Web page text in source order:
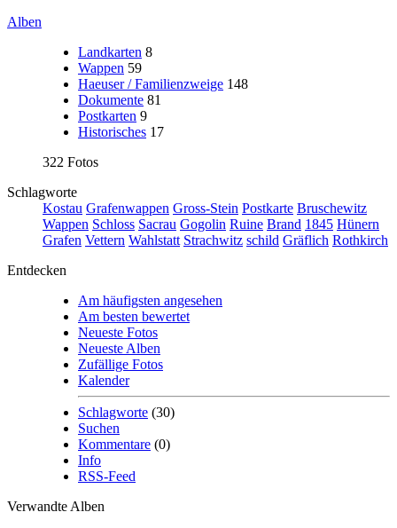
Alben
Landkarten 8
Wappen 59
Haeuser / Familienzweige 148
Dokumente 81
Postkarten 9
Historisches 17
322 Fotos
Schlagworte
Kostau Grafenwappen Gross-Stein Postkarte Bruschewitz
Wappen Schloss Sacrau Gogolin Ruine Brand 1845 Hünern
Grafen Vettern Wahlstatt Strachwitz schild Gräflich Rothkirch
Entdecken
Am häufigsten angesehen
Am besten bewertet
Neueste Fotos
Neueste Alben
Zufällige Fotos
Kalender
Schlagworte (30)
Suchen
Kommentare (0)
Info
RSS-Feed
Verwandte Alben